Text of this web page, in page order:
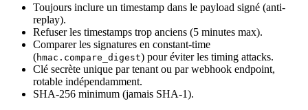
Toujours inclure un timestamp dans le payload signé (anti-
replay).
Refuser les timestamps trop anciens (5 minutes max).
Comparer les signatures en constant-time
(hmac.compare_digest) pour éviter les timing attacks.
Clé secrète unique par tenant ou par webhook endpoint,
rotable indépendamment.
SHA-256 minimum (jamais SHA-1).